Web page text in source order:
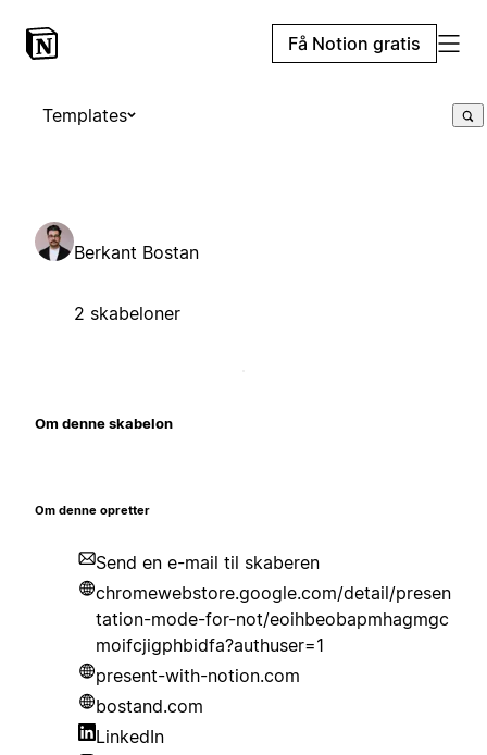
Få Notion gratis
Templates
Berkant Bostan
2 skabeloner
Om denne skabelon
Om denne opretter
Send en e-mail til skaberen
chromewebstore.google.com/detail/presen
tation-mode-for-not/eoihbeobapmhagmgc
moifcjigphbidfa?authuser=1
present-with-notion.com
bostand.com
LinkedIn